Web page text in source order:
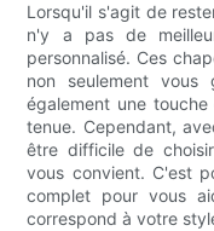
Lorsqu'il s'agit de
n'y a pas de
personnalisé. Ces
non seulement
également une
tenue. Cependant,
être difficile de
vous convient. C'est
complet pour vous
correspond à votre